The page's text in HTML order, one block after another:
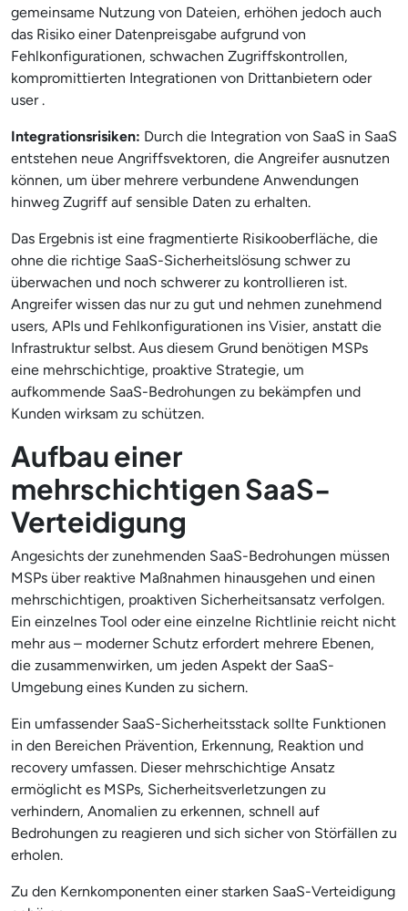
gemeinsame Nutzung von Dateien, erhöhen jedoch auch
das Risiko einer Datenpreisgabe aufgrund von
Fehlkonfigurationen, schwachen Zugriffskontrollen,
kompromittierten Integrationen von Drittanbietern oder
user .
Integrationsrisiken: Durch die Integration von SaaS in SaaS
entstehen neue Angriffsvektoren, die Angreifer ausnutzen
können, um über mehrere verbundene Anwendungen
hinweg Zugriff auf sensible Daten zu erhalten.
Das Ergebnis ist eine fragmentierte Risikooberfläche, die
ohne die richtige SaaS-Sicherheitslösung schwer zu
überwachen und noch schwerer zu kontrollieren ist.
Angreifer wissen das nur zu gut und nehmen zunehmend
users, APIs und Fehlkonfigurationen ins Visier, anstatt die
Infrastruktur selbst. Aus diesem Grund benötigen MSPs
eine mehrschichtige, proaktive Strategie, um
aufkommende SaaS-Bedrohungen zu bekämpfen und
Kunden wirksam zu schützen.
Aufbau einer
mehrschichtigen SaaS-
Verteidigung
Angesichts der zunehmenden SaaS-Bedrohungen müssen
MSPs über reaktive Maßnahmen hinausgehen und einen
mehrschichtigen, proaktiven Sicherheitsansatz verfolgen.
Ein einzelnes Tool oder eine einzelne Richtlinie reicht nicht
mehr aus – moderner Schutz erfordert mehrere Ebenen,
die zusammenwirken, um jeden Aspekt der SaaS-
Umgebung eines Kunden zu sichern.
Ein umfassender SaaS-Sicherheitsstack sollte Funktionen
in den Bereichen Prävention, Erkennung, Reaktion und
recovery umfassen. Dieser mehrschichtige Ansatz
ermöglicht es MSPs, Sicherheitsverletzungen zu
verhindern, Anomalien zu erkennen, schnell auf
Bedrohungen zu reagieren und sich sicher von Störfällen zu
erholen.
Zu den Kernkomponenten einer starken SaaS-Verteidigung